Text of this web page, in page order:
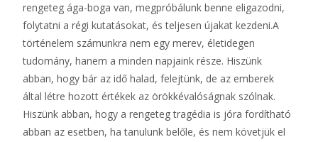
rengeteg ága-boga van, megpróbálunk benne eligazodni,
folytatni a régi kutatásokat, és teljesen újakat kezdeni.A
történelem számunkra nem egy merev, életidegen
tudomány, hanem a minden napjaink része. Hiszünk
abban, hogy bár az idő halad, felejtünk, de az emberek
által létre hozott értékek az örökkévalóságnak szólnak.
Hiszünk abban, hogy a rengeteg tragédia is jóra fordítható
abban az esetben, ha tanulunk belőle, és nem követjük el